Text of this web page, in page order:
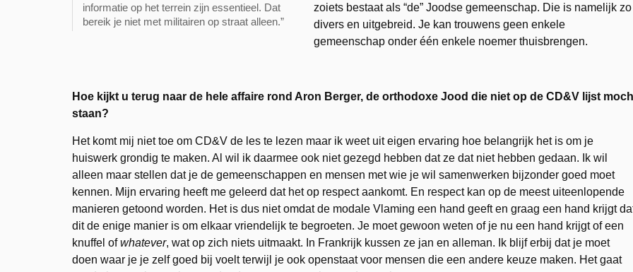
informatie op het terrein zijn essentieel. Dat
bereik je niet met militairen op straat alleen.”
zoiets bestaat als “de” Joodse gemeenschap. Die is namelijk zo
divers en uitgebreid. Je kan trouwens geen enkele
gemeenschap onder één enkele noemer thuisbrengen.
Hoe kijkt u terug naar de hele affaire rond Aron Berger, de orthodoxe Jood die niet op de CD&V lijst
staan?
Het komt mij niet toe om CD&V de les te lezen maar ik weet uit eigen ervaring hoe belangrijk het is om je
huiswerk grondig te maken. Al wil ik daarmee ook niet gezegd hebben dat ze dat niet hebben gedaan. Ik wil
alleen maar stellen dat je de gemeenschappen en mensen met wie je wil samenwerken bijzonder goed moet
kennen. Mijn ervaring heeft me geleerd dat het op respect aankomt. En respect kan op de meest uiteenlopende
manieren getoond worden. Het is dus niet omdat de modale Vlaming een hand geeft en graag een hand krijgt
dit de enige manier is om elkaar vriendelijk te begroeten. Je moet gewoon weten of je nu een hand krijgt of een
knuffel ofwhatever, wat op zich niets uitmaakt. In Frankrijk kussen ze jan en alleman. Ik blijf erbij dat je moet
doen waar je je zelf goed bij voelt terwijl je ook openstaat voor mensen die een andere keuze maken. Het gaat